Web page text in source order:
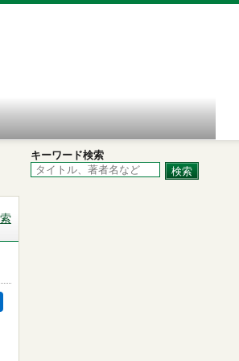
キーワード検索